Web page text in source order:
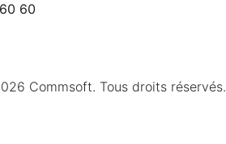
60
Commsoft. Tous droits réservés.